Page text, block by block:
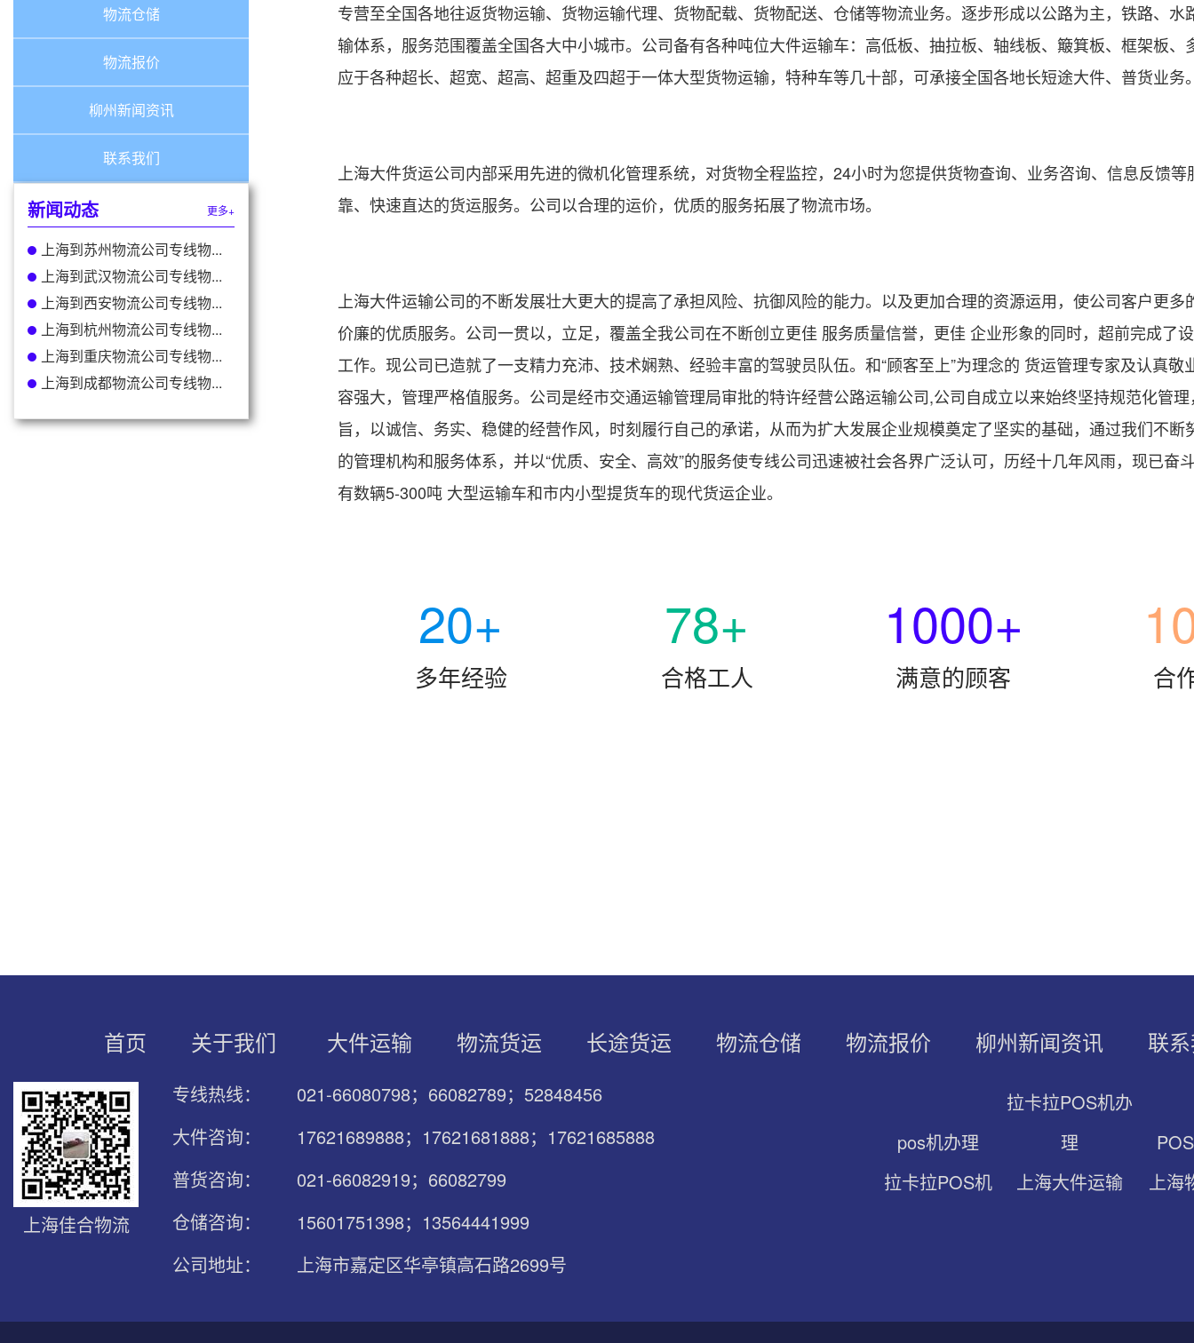
物流仓储
物流报价
柳州新闻资讯
联系我们
新闻动态 更多+
上海到苏州物流公司专线物...
上海到武汉物流公司专线物...
上海到西安物流公司专线物...
上海到杭州物流公司专线物...
上海到重庆物流公司专线物...
上海到成都物流公司专线物...
专营至全国各地往返货物运输、货物运输代理、货物配载、货物配送、仓储等物流业务。逐步形成以公路为主，铁路、水
输体系，服务范围覆盖全国各大中小城市。公司备有各种吨位大件运输车：高低板、抽拉板、轴线板、簸箕板、框架板、
应于各种超长、超宽、超高、超重及四超于一体大型货物运输，特种车等几十部，可承接全国各地长短途大件、普货业务
上海大件货运公司内部采用先进的微机化管理系统，对货物全程监控，24小时为您提供货物查询、业务咨询、信息反馈等
靠、快速直达的货运服务。公司以合理的运价，优质的服务拓展了物流市场。
上海大件运输公司的不断发展壮大更大的提高了承担风险、抗御风险的能力。以及更加合理的资源运用，使公司客户更多
价廉的优质服务。公司一贯以，立足，覆盖全我公司在不断创立更佳 服务质量信誉，更佳 企业形象的同时，超前完成了
工作。现公司已造就了一支精力充沛、技术娴熟、经验丰富的驾驶员队伍。和“顾客至上”为理念的 货运管理专家及认真敬
容强大，管理严格值服务。公司是经市交通运输管理局审批的特许经营公路运输公司,公司自成立以来始终坚持规范化管
旨，以诚信、务实、稳健的经营作风，时刻履行自己的承诺，从而为扩大发展企业规模奠定了坚实的基础，通过我们不断
的管理机构和服务体系，并以“优质、安全、高效”的服务使专线公司迅速被社会各界广泛认可，历经十几年风雨，现已奋
有数辆5-300吨 大型运输车和市内小型提货车的现代货运企业。
20+
多年经验
78+
合格工人
1000+
满意的顾客 合
首页 关于我们 大件运输 物流货运 长途货运 物流仓储 物流报价 柳州新闻资讯 联
上海佳合物流
专线热线：
021-66080798；66082789；52848456
大件咨询：
17621689888；17621681888；17621685888
普货咨询：
021-66082919；66082799
仓储咨询：
15601751398；13564441999
公司地址：
上海市嘉定区华亭镇高石路2699号
pos机办理
拉卡拉POS机办
理
拉卡拉POS机
上海大件运输 上海